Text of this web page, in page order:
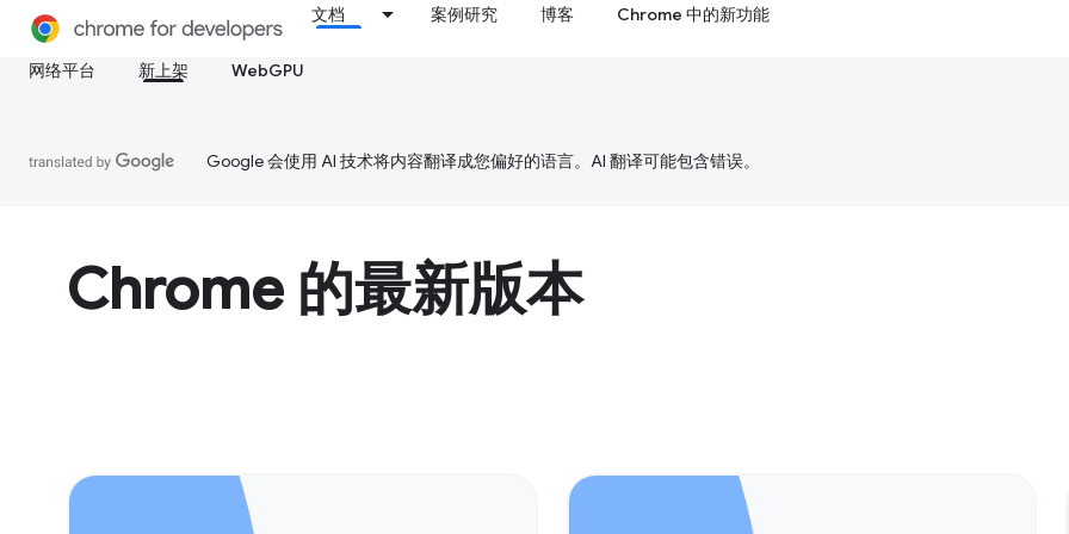
文档 案例研究 博客 Chrome 中的新功能
网络平台 新上架 WebGPU
Google 会使用 AI 技术将内容翻译成您偏好的语言。AI 翻译可能包含错误。
Chrome 的最新版本